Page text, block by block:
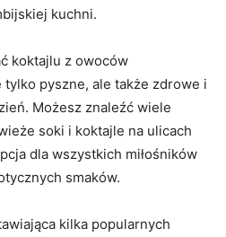
kuchni.
koktajlu z‌ owoców
pyszne, ‍ale także zdrowe i
Możesz znaleźć wiele
soki ‌i koktajle na ​ulicach
dla wszystkich miłośników
smaków.
kilka popularnych